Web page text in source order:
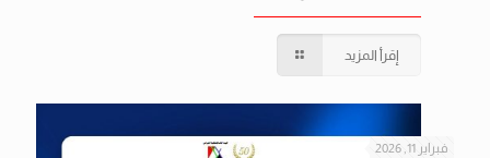
إقرأ المزيد
فبراير 11, 2026